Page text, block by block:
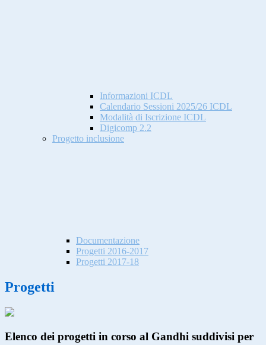
Informazioni ICDL
Calendario Sessioni 2025/26 ICDL
Modalità di Iscrizione ICDL
Digicomp 2.2
Progetto inclusione
Documentazione
Progetti 2016-2017
Progetti 2017-18
Progetti
Elenco dei progetti in corso al Gandhi suddivisi per